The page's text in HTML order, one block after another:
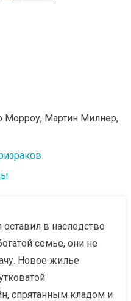
Морроу, Мартин Милнер,
в наследство
семье, они не
Новое жилье
спрятанным кладом и